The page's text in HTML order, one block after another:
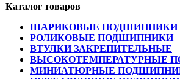
Каталог товаров
ШАРИКОВЫЕ ПОДШИПНИКИ
РОЛИКОВЫЕ ПОДШИПНИКИ
ВТУЛКИ ЗАКРЕПИТЕЛЬНЫЕ
ВЫСОКОТЕМПЕРАТУРНЫЕ
МИНИАТЮРНЫЕ